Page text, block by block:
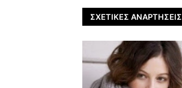
ΣΧΕΤΙΚΈΣ ΑΝΑΡΤΉΣΕΙΣ